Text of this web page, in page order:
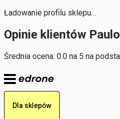
Ładowanie profilu sklepu…
Opinie klientów
Średnia ocena: 0.0 na 5 na
Dla sklepów